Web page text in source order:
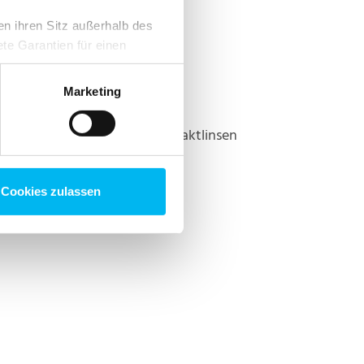
ihren Sitz außerhalb des
Garantien für einen
. Du kannst deine
Website findest.
Marketing
Cookies zulassen
Eventuell vorhandene Kontaktlinsen